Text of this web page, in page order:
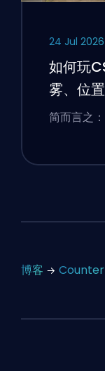
24 Jul 2026
如何玩
雾、位
简而言之
博客